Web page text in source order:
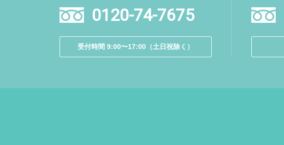
0120-74-7675
受付時間 9:00〜17:00（土日祝除く）